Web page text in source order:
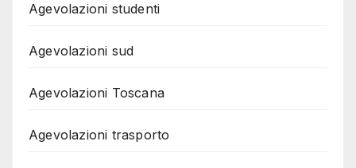
Agevolazioni studenti
Agevolazioni sud
Agevolazioni Toscana
Agevolazioni trasporto